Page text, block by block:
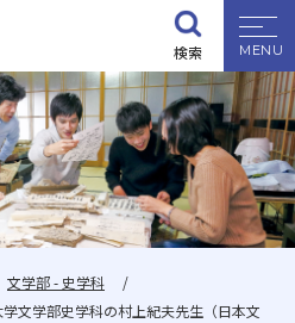
検索
文学部 - 史学科
文学部史学科の村上紀夫先生（日本文